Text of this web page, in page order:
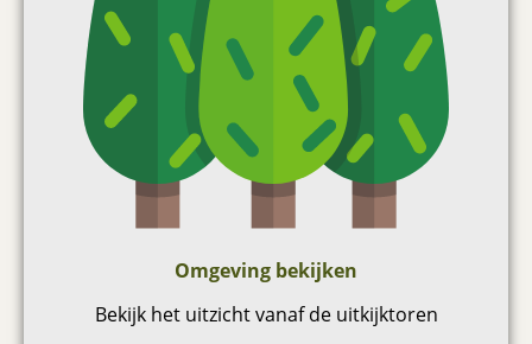
Omgeving bekijken
Bekijk het uitzicht vanaf de uitkijktoren